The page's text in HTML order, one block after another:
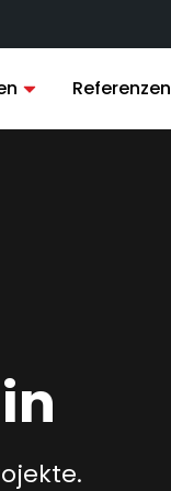
Referenzen